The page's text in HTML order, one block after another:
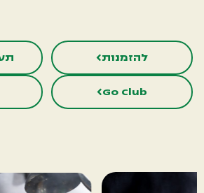
להזמנות
Go Club